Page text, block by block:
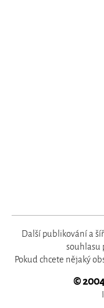
Další publikování a
souhlasu
Pokud chcete nějaký
©